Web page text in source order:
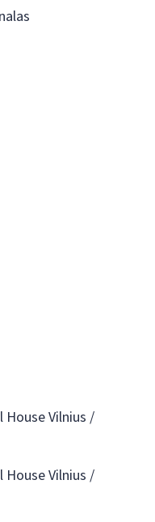
Vilnius /
Vilnius /